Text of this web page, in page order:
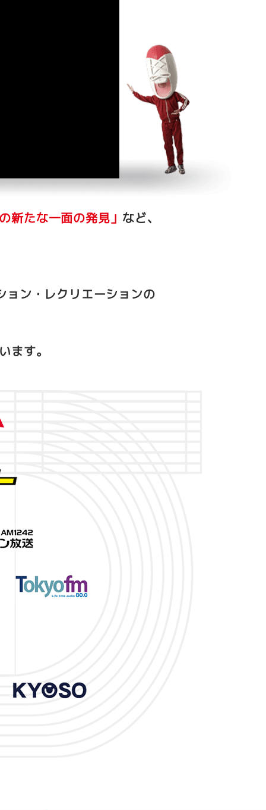
新たな一面の発見」 など、
ョン・レクリエーションの
ます。